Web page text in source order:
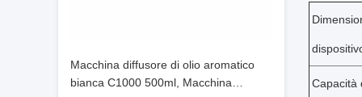
Macchina diffusore di olio aromatico
bianca C1000 500ml, Macchina
Capacità